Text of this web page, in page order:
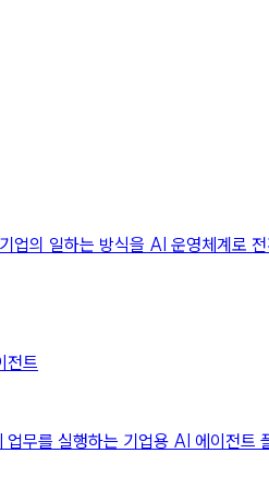
업의 일하는 방식을 AI 운영체계로
전트
무를 실행하는 기업용 AI 에이전트